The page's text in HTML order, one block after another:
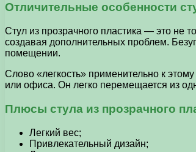
Отличительные особенности
Стул из прозрачного пластика — это не
создавая дополнительных проблем.
помещении.
Слово «легкость» применительно к
или офиса. Он легко перемещается из
Плюсы стула из прозрачного
Легкий вес;
Привлекательный дизайн;